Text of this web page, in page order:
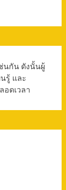
นกัน ดังนั้นผู้
รู้ และ
ดเวลา